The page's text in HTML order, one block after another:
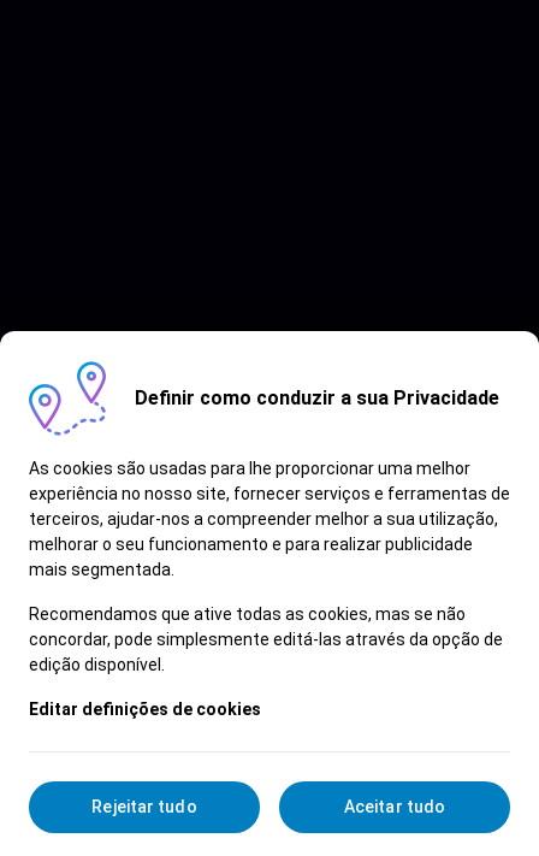
Vagas semelhantes
Definir como conduzir a sua Privacidade
As cookies são usadas para lhe proporcionar uma melhor
experiência no nosso site, fornecer serviços e ferramentas de
terceiros, ajudar-nos a compreender melhor a sua utilização,
melhorar o seu funcionamento e para realizar publicidade
mais segmentada.
Recomendamos que ative todas as cookies, mas se não
concordar, pode simplesmente editá-las através da opção de
edição disponível.
Editar definições de cookies
Rejeitar tudo Aceitar tudo